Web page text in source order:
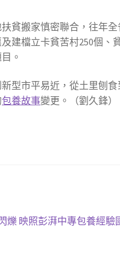
貧搬家慎密聯合，往年全
建檔立卡貧苦村250個、
。
型市平易近，從土里刨食
包養故事變更。（劉久鋒）
爍 映照彭湃中專包養經驗